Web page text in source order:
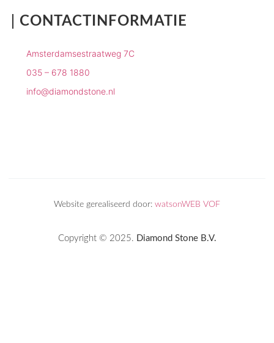
CONTACTINFORMATIE
Amsterdamsestraatweg 7C
035 – 678 1880
info@diamondstone.nl
Website gerealiseerd door: watsonWEB VOF
Copyright © 2025. Diamond Stone B.V.